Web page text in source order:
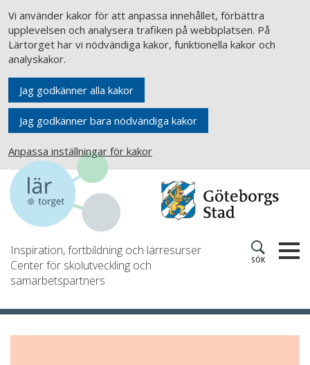
Vi använder kakor för att anpassa innehållet, förbättra
upplevelsen och analysera trafiken på webbplatsen. På
Lärtorget har vi nödvändiga kakor, funktionella kakor och
analyskakor.
Jag godkänner alla kakor
Jag godkänner bara nödvändiga kakor
Anpassa inställningar för kakor
Inspiration, fortbildning och lärresurser
Center för skolutveckling och
samarbetspartners
SÖK